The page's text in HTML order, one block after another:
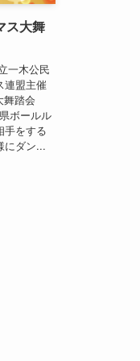
ス大舞
一木公民
連盟主催
舞踏会
ボールル
手をする
にダン...